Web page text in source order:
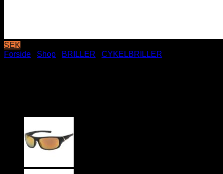
SEK
Forside
Shop BRILLER CYKELBRILLER